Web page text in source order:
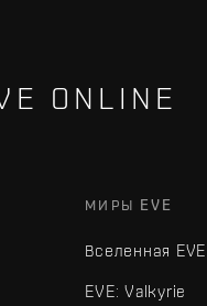
ONLINE
МИРЫ EVE
Вселенная EVE
EVE: Valkyrie